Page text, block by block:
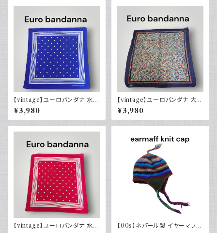
【vintage】ユーロバンダナ 水玉
ネイビーブルー系 コットン ヴィ
ンテージ
¥3,980
【vintage】ユーロバンダナ 大判
花柄 ヴィンテージ 小物
¥3,980
【vintage】ユーロバンダナ 水玉
【00s】ネパール製 イヤーマフ